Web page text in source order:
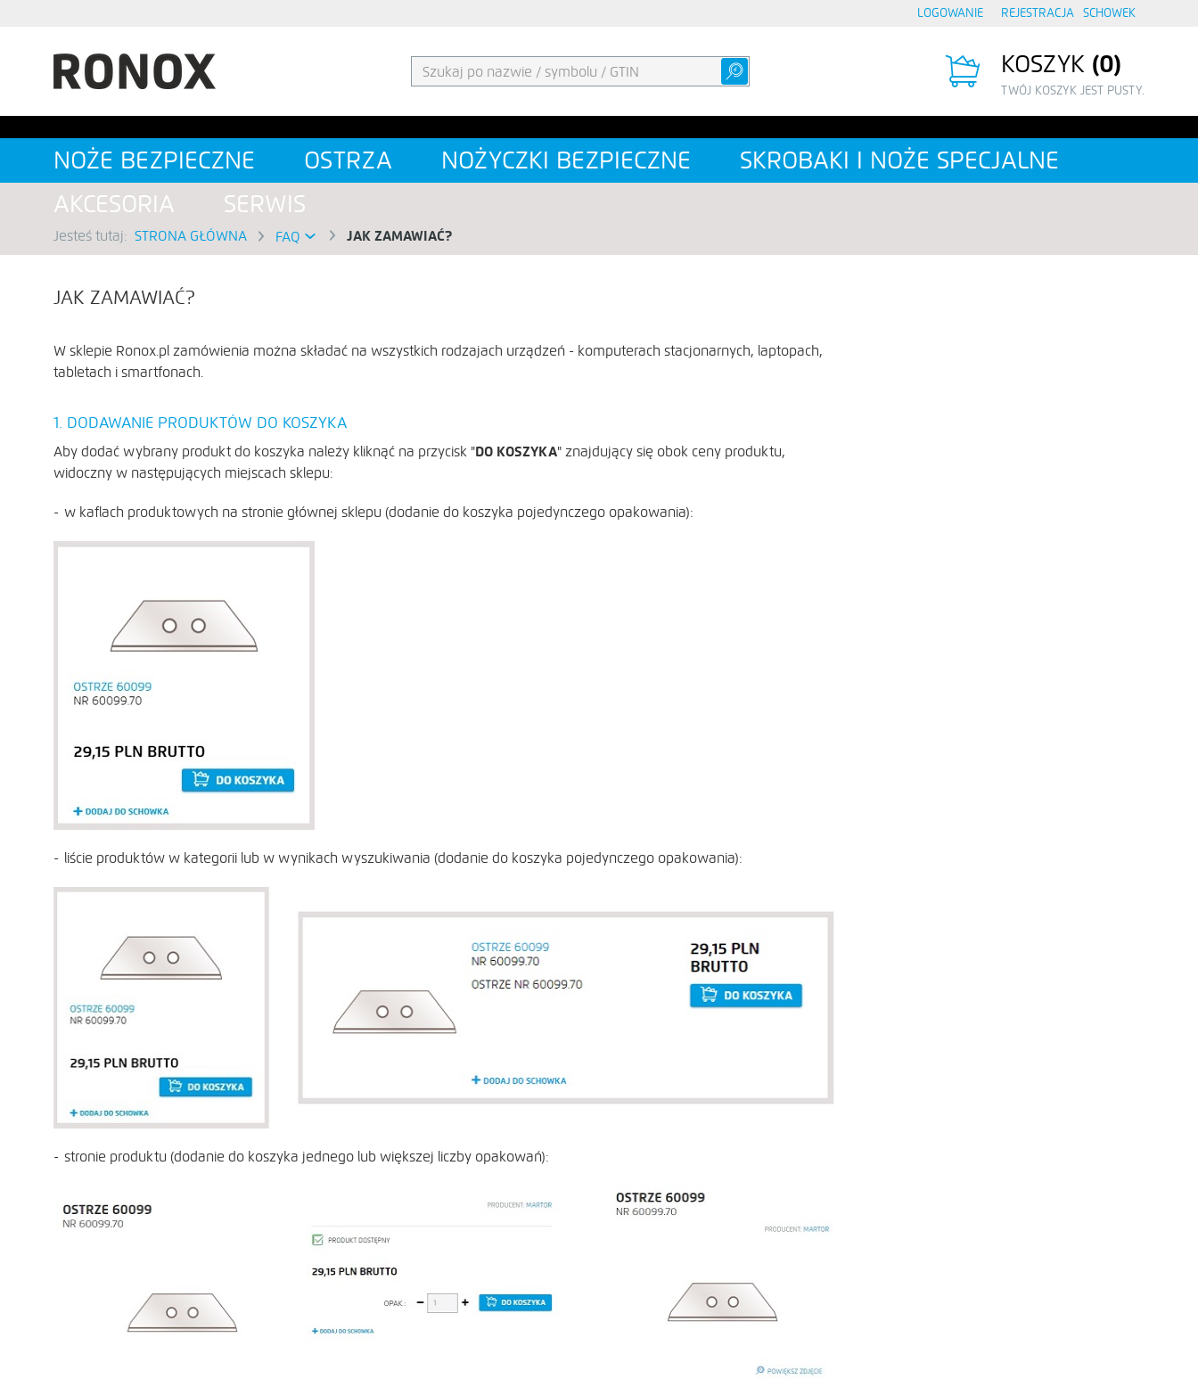
LOGOWANIE REJESTRACJA
KOSZYK 0
TWÓJ KOSZYK JEST PUSTY.
SCHOWEK
NOŻE BEZPIECZNE OSTRZA NOŻYCZKI BEZPIECZNE
SKROBAKI I NOŻE SPECJALNE
AKCESORIA
SERWIS
Jesteś tutaj: STRONA GŁÓWNA FAQ JAK ZAMAWIAĆ?
JAK ZAMAWIAĆ?
W sklepie Ronox.pl zamówienia można składać na wszystkich rodzajach urządzeń - komputerach stacjonarnych, laptopach,
tabletach i smartfonach.
1. DODAWANIE PRODUKTÓW DO KOSZYKA
Aby dodać wybrany produkt do koszyka należy kliknąć na przycisk "DO KOSZYKA" znajdujący się obok ceny produktu,
widoczny w następujących miejscach sklepu:
w kaflach produktowych na stronie głównej sklepu (dodanie do koszyka pojedynczego opakowania):
liście produktów w kategorii lub w wynikach wyszukiwania (dodanie do koszyka pojedynczego opakowania):
stronie produktu (dodanie do koszyka jednego lub większej liczby opakowań):